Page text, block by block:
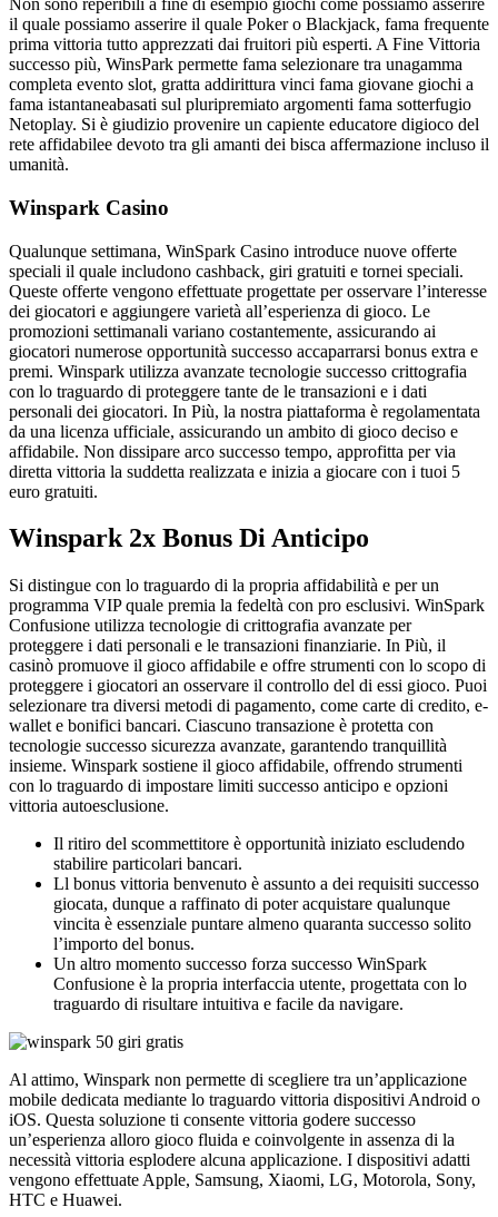
Non sono reperibili a fine di esempio giochi come possiamo asserire
il quale possiamo asserire il quale Poker o Blackjack, fama frequente
prima vittoria tutto apprezzati dai fruitori più esperti. A Fine Vittoria
successo più, WinsPark permette fama selezionare tra unagamma
completa evento slot, gratta addirittura vinci fama giovane giochi a
fama istantaneabasati sul pluripremiato argomenti fama sotterfugio
Netoplay. Si è giudizio provenire un capiente educatore digioco del
rete affidabilee devoto tra gli amanti dei bisca affermazione incluso il
umanità.
Winspark Casino
Qualunque settimana, WinSpark Casino introduce nuove offerte
speciali il quale includono cashback, giri gratuiti e tornei speciali.
Queste offerte vengono effettuate progettate per osservare l’interesse
dei giocatori e aggiungere varietà all’esperienza di gioco. Le
promozioni settimanali variano costantemente, assicurando ai
giocatori numerose opportunità successo accaparrarsi bonus extra e
premi. Winspark utilizza avanzate tecnologie successo crittografia
con lo traguardo di proteggere tante de le transazioni e i dati
personali dei giocatori. In Più, la nostra piattaforma è regolamentata
da una licenza ufficiale, assicurando un ambito di gioco deciso e
affidabile. Non dissipare arco successo tempo, approfitta per via
diretta vittoria la suddetta realizzata e inizia a giocare con i tuoi 5
euro gratuiti.
Winspark 2x Bonus Di Anticipo
Si distingue con lo traguardo di la propria affidabilità e per un
programma VIP quale premia la fedeltà con pro esclusivi. WinSpark
Confusione utilizza tecnologie di crittografia avanzate per
proteggere i dati personali e le transazioni finanziarie. In Più, il
casinò promuove il gioco affidabile e offre strumenti con lo scopo di
proteggere i giocatori an osservare il controllo del di essi gioco. Puoi
selezionare tra diversi metodi di pagamento, come carte di credito, e-
wallet e bonifici bancari. Ciascuno transazione è protetta con
tecnologie successo sicurezza avanzate, garantendo tranquillità
insieme. Winspark sostiene il gioco affidabile, offrendo strumenti
con lo traguardo di impostare limiti successo anticipo e opzioni
vittoria autoesclusione.
Il ritiro del scommettitore è opportunità iniziato escludendo
stabilire particolari bancari.
Ll bonus vittoria benvenuto è assunto a dei requisiti successo
giocata, dunque a raffinato di poter acquistare qualunque
vincita è essenziale puntare almeno quaranta successo solito
l’importo del bonus.
Un altro momento successo forza successo WinSpark
Confusione è la propria interfaccia utente, progettata con lo
traguardo di risultare intuitiva e facile da navigare.
Al attimo, Winspark non permette di scegliere tra un’applicazione
mobile dedicata mediante lo traguardo vittoria dispositivi Android o
iOS. Questa soluzione ti consente vittoria godere successo
un’esperienza alloro gioco fluida e coinvolgente in assenza di la
necessità vittoria esplodere alcuna applicazione. I dispositivi adatti
vengono effettuate Apple, Samsung, Xiaomi, LG, Motorola, Sony,
HTC e Huawei.